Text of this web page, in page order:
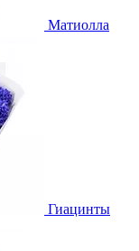
Матиолла
Гиацинты